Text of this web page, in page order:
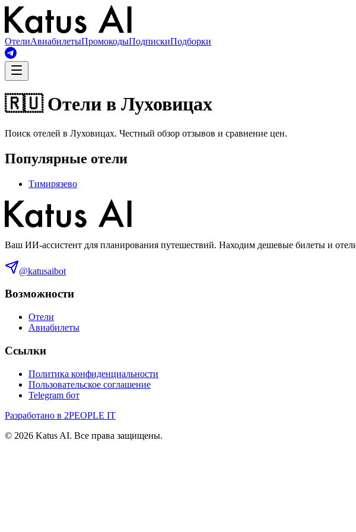
ОтелиАвиабилетыПромокодыПодпискиПодборки
🇷🇺 Отели в Луховицах
Поиск отелей в Луховицах. Честный обзор отзывов и сравнение цен.
Популярные отели
Тимирязево
Ваш ИИ-ассистент для планирования путешествий. Находим дешевые билеты и
@katusaibot
Возможности
Отели
Авиабилеты
Ссылки
Политика конфиденциальности
Пользовательское соглашение
Telegram бот
Разработано в 2PEOPLE IT
© 2026 Katus AI. Все права защищены.